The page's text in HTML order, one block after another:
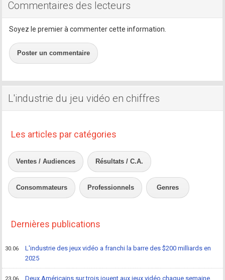
Commentaires des lecteurs
Soyez le premier à commenter cette information.
Poster un commentaire
L'industrie du jeu vidéo en chiffres
Les articles par catégories
Ventes / Audiences Résultats / C.A.
Consommateurs Professionnels Genres
Dernières publications
30.06
L'industrie des jeux vidéo a franchi la barre des $200 milliards en
2025
Deux Américains sur trois jouent aux jeux vidéo chaque semaine,